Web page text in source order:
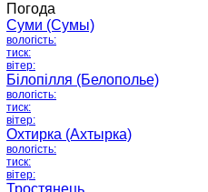
Погода
Суми (Сумы)
вологість:
тиск:
вітер:
Білопілля (Белополье)
вологість:
тиск:
вітер:
Охтирка (Ахтырка)
вологість:
тиск:
вітер:
Тростянець